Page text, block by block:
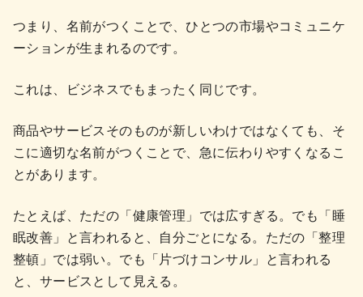
つまり、名前がつくことで、ひとつの市場やコミュニケ
ーションが生まれるのです。
これは、ビジネスでもまったく同じです。
商品やサービスそのものが新しいわけではなくても、そ
こに適切な名前がつくことで、急に伝わりやすくなるこ
とがあります。
たとえば、ただの「健康管理」では広すぎる。でも「睡
眠改善」と言われると、自分ごとになる。ただの「整理
整頓」では弱い。でも「片づけコンサル」と言われる
と、サービスとして見える。